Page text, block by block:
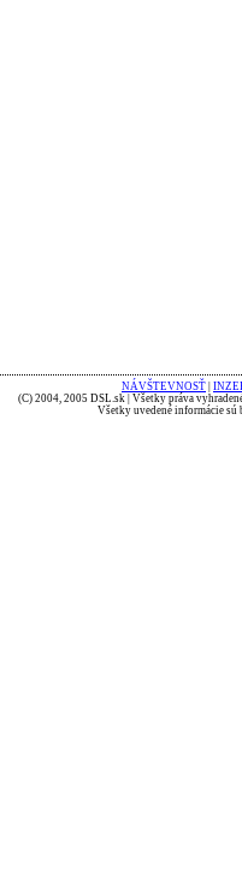
NÁVŠTEVNOSŤ
(C) 2004, 2005 DSL.sk | Všetky práva
Všetky uvedené informácie sú